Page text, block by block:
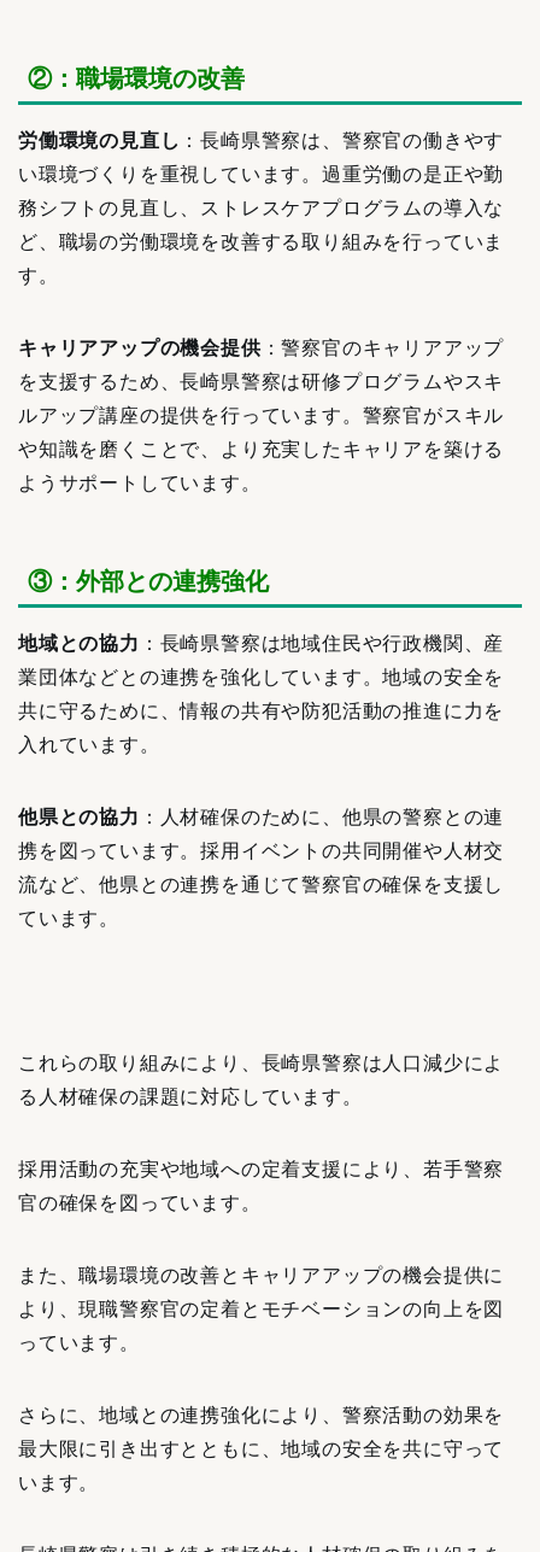
②：職場環境の改善
労働環境の見直し ：長崎県警察は、警察官の働きやす
い環境づくりを重視しています。過重労働の是正や勤
務シフトの見直し、ストレスケアプログラムの導入な
ど、職場の労働環境を改善する取り組みを行っていま
す。
キャリアアップの機会提供：警察官のキャリアアップ
を支援するため、長崎県警察は研修プログラムやスキ
ルアップ講座の提供を行っています。警察官がスキル
や知識を磨くことで、より充実したキャリアを築ける
ようサポートしています。
③：外部との連携強化
地域との協力 ：長崎県警察は地域住民や行政機関、産
業団体などとの連携を強化しています。地域の安全を
共に守るために、情報の共有や防犯活動の推進に力を
入れています。
他県との協力 ：人材確保のために、他県の警察との連
携を図っています。採用イベントの共同開催や人材交
流など、他県との連携を通じて警察官の確保を支援し
ています。
これらの取り組みにより、長崎県警察は人口減少によ
る人材確保の課題に対応しています。
採用活動の充実や地域への定着支援により、若手警察
官の確保を図っています。
また、職場環境の改善とキャリアアップの機会提供に
より、現職警察官の定着とモチベーションの向上を図
っています。
さらに、地域との連携強化により、警察活動の効果を
最大限に引き出すとともに、地域の安全を共に守って
います。